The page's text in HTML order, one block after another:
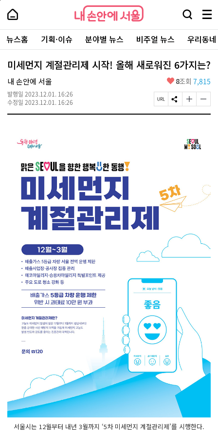
본
로
가
내
손
안
에
서
울
-
서
울
시
대
표
소
내
손
에
울
검
창
열
기
메
뉴
전
체
보
기
주
요
서
뉴스홈 기획·이슈 분야별 뉴스 비주얼 뉴스 우리동
미세먼지 계절관리제 시작! 올해 새로워진 6가지는?
내 손안에 서울
발행일 2023.12.01. 16:26
수정일 2023.12.01. 16:26
좋
요
8조회 7,815
페
이
S
N
글
자
게
변
글
자
서울시는 12월부터 내년 3월까지 ‘5차 미세먼지 계절관리제’를 시행한다.
페
상
단
로